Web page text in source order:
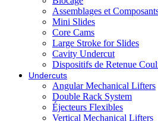
Assemblages et
Mini Slides
Core Cams
Large Stroke for Slides
Cavity Undercut
Dispositifs de Retenue
Undercuts
Angular Mechanical Lifters
Double Rack System
Éjecteurs Flexibles
Vertical Mechanical Lifters